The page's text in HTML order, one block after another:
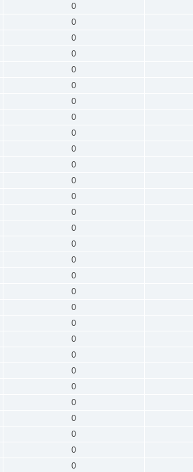
0
0
0
0
0
0
0
0
0
0
0
0
0
0
0
0
0
0
0
0
0
0
0
0
0
0
0
0
0
0